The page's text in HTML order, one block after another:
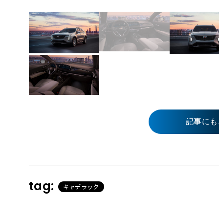
記事に
tag: キャデラック